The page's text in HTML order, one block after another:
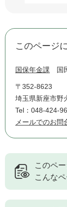
このページ
国保年金課 国
〒352-8623
埼玉県新座市
Tel：048-424-
メールでのお問
このペ
こんな